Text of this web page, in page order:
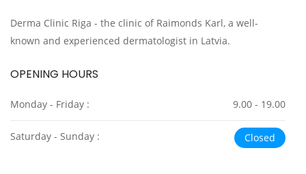
Derma Clinic Riga - the clinic of Raimonds Karl, a well-
known and experienced dermatologist in Latvia.
OPENING HOURS
Monday - Friday : 9.00 - 19.00
Saturday - Sunday : Closed